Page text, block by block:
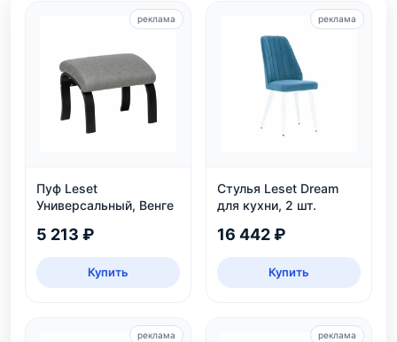
Пуф Leset
Универсальный, Венге
5 213 ₽
Купить
реклама
Стулья Leset Dream
для кухни, 2 шт.
16 442 ₽
Купить
реклама
реклама реклама